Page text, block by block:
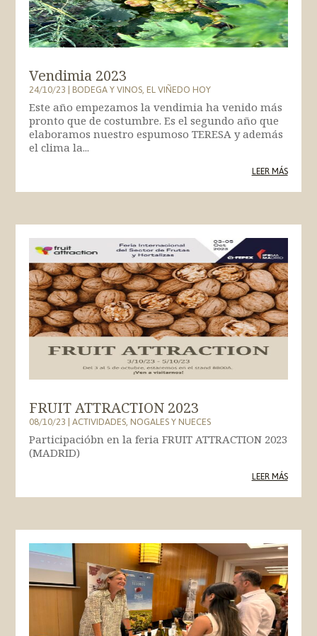
Vendimia 2023
24/10/23|BODEGA Y VINOS,EL VIÑEDO HOY
Este año empezamos la vendimia ha venido más
pronto que de costumbre. Es el segundo año que
elaboramos nuestro espumoso TERESA y además
el clima la...
LEER MÁS
FRUIT ATTRACTION 2023
08/10/23|ACTIVIDADES,NOGALES Y NUECES
Participacióbn en la feria FRUIT ATTRACTION 2023
(MADRID)
LEER MÁS